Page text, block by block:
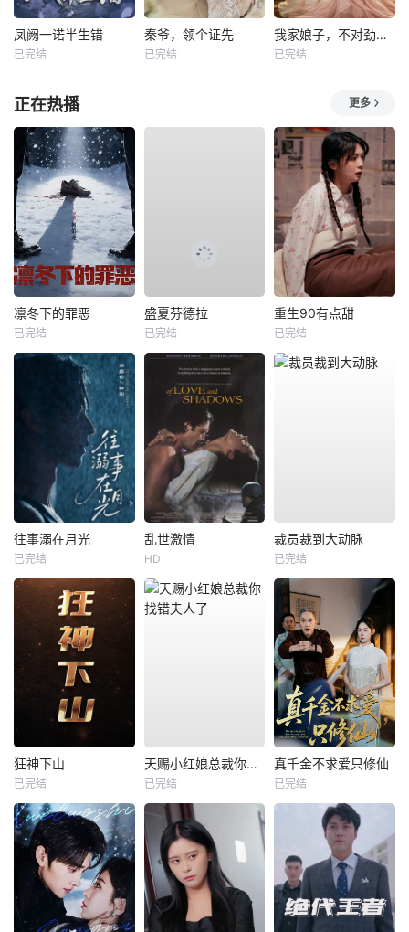
凤阙一诺半生错
已完结
秦爷，领个证先
已完结
我家娘子，不对劲第四季
已完结
正在热播 更多
凛冬下的罪恶
已完结
盛夏芬德拉
已完结
重生90有点甜
已完结
往事溺在月光
已完结
乱世激情
HD
裁员裁到大动脉
已完结
狂神下山
已完结
天赐小红娘总裁你找错夫人了
已完结
真千金不求爱只修仙
已完结